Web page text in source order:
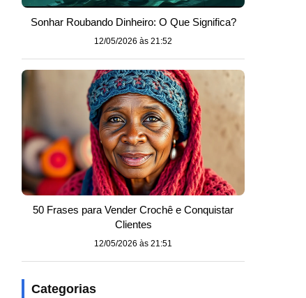
Sonhar Roubando Dinheiro: O Que Significa?
12/05/2026 às 21:52
50 Frases para Vender Crochê e Conquistar
Clientes
12/05/2026 às 21:51
Categorias